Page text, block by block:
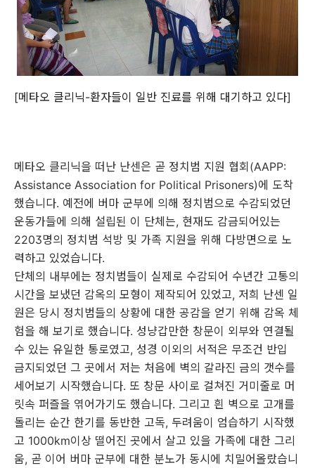
[메타오 클리닉-환자들이 일반 진료를 위해 대기하고 있다]
메타오 클리닉을 떠난 난센은 곧 정치범 지원 협회(AAPP:
Assistance Association for Political Prisoners)에 도착
했습니다. 예전에 버마 군부에 의해 정치범으로 수감되었던
운동가들에 의해 설립된 이 단체는, 현재도 감금되어있는
2203명의 정치범 석방 및 가족 지원을 위해 다방면으로 노
력하고 있었습니다.
단체의 내부에는 정치범들이 실제로 수감되어 수년간 고통의
시간을 보냈던 감옥의 모형이 제작되어 있었고, 저희 난센 일
원은 당시 정치범들의 상황에 대한 공감을 얻기 위해 감옥 체
험을 해 보기로 했습니다. 성냥갑만한 창문이 외부와 연결될
수 있는 유일한 통로였고, 성경 이외의 서적은 무조건 반입
금지되었던 그 곳에서 저는 처음에 벽의 갈라진 금의 갯수를
세어보기 시작했습니다. 또 창문 사이로 걸쳐진 거미줄로 머
릿속 퍼즐을 엮어가기도 했습니다. 그리고 흰 벽으로 고개를
돌리는 순간 한기를 동반한 고독, 두려움이 엄습하기 시작했
고 1000km이상 떨어진 곳에서 살고 있을 가족에 대한 그리
움, 곧 이어 버마 군부에 대한 분노가 동시에 치밀어올랐습니